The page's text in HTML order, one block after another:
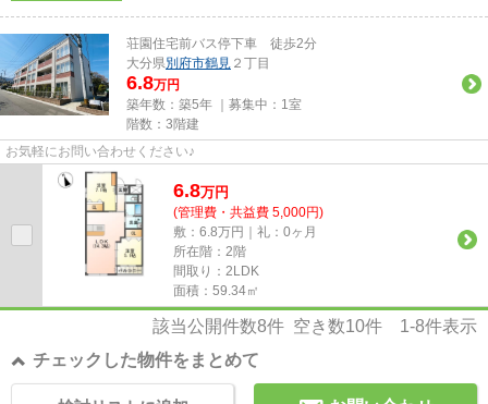
荘園住宅前バス停下車 徒歩2分
大分県別府市鶴見 ２丁目
6.8万円
築年数：築5年 ｜募集中： 1室
階数：3階建
お気軽にお問い合わせください♪
6.8万円
(管理費・共益費 5,000円)
敷：6.8万円｜礼：0ヶ月
所在階：2階
間取り：2LDK
面積：59.34㎡
該当公開件数8件 空き数10件 1-8件表示
チェックした物件をまとめて